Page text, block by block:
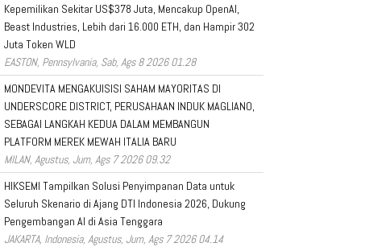
Kepemilikan Sekitar US$378 Juta, Mencakup OpenAI,
Beast Industries, Lebih dari 16.000 ETH, dan Hampir 302
Juta Token WLD
EASTON, Pennsylvania, Sab, Ags 8 2026 01.28
MONDEVITA MENGAKUISISI SAHAM MAYORITAS DI
UNDERSCORE DISTRICT, PERUSAHAAN INDUK MAGLIANO,
SEBAGAI LANGKAH KEDUA DALAM MEMBANGUN
PLATFORM MEREK MEWAH ITALIA BARU
MILAN, Agustus, Jum, Ags 7 2026 09.32
HIKSEMI Tampilkan Solusi Penyimpanan Data untuk
Seluruh Skenario di Ajang DTI Indonesia 2026, Dukung
Pengembangan AI di Asia Tenggara
JAKARTA, Indonesia, Agustus, Jum, Ags 7 2026 04.14